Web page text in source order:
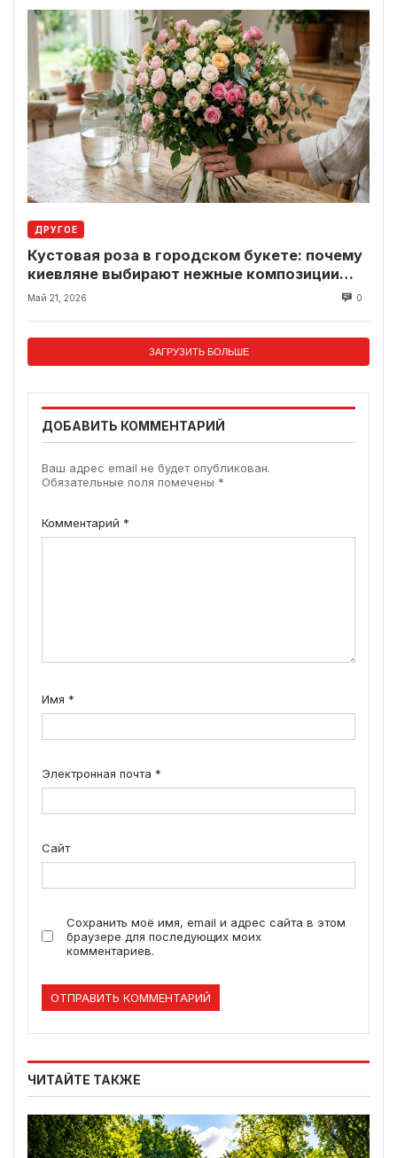
ДРУГОЕ
Кустовая роза в городском букете: почему
киевляне выбирают нежные композиции
вместо классики
Май 21, 2026 0
ЗАГРУЗИТЬ БОЛЬШЕ
ДОБАВИТЬ КОММЕНТАРИЙ
Ваш адрес email не будет опубликован.
Обязательные поля помечены *
Комментарий *
Имя *
Электронная почта *
Сайт
Сохранить моё имя, email и адрес сайта в этом
браузере для последующих моих
комментариев.
ЧИТАЙТЕ ТАКЖЕ